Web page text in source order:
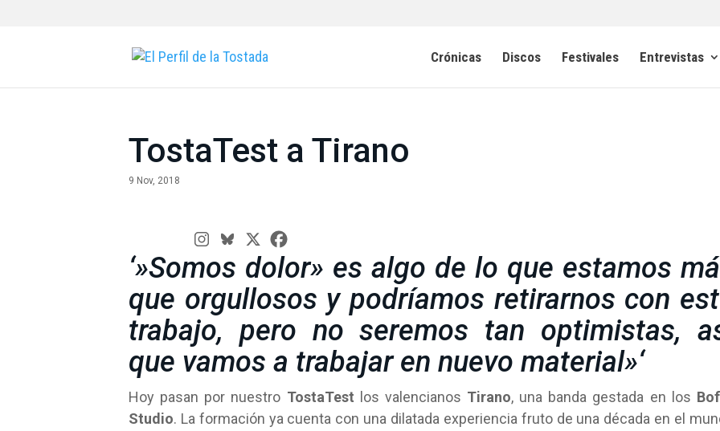
Crónicas Discos Festivales Entrevistas
TostaTest a Tirano
9 Nov, 2018
‘»Somos dolor» es algo de lo que estamos
que orgullosos y podríamos retirarnos con
trabajo, pero no seremos tan optimistas,
que vamos a trabajar en nuevo material»‘
Hoy pasan por nuestro TostaTest los valencianos Tirano, una banda gestada en los
Studio. La formación ya cuenta con una dilatada experiencia fruto de una década en el